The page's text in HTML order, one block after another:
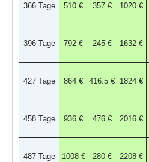
366 Tage 510 € 357 € 1020 €
396 Tage 792 € 245 € 1632 €
427 Tage 864 € 416.5 € 1824 €
458 Tage 936 € 476 € 2016 €
487 Tage 1008 € 280 € 2208 €